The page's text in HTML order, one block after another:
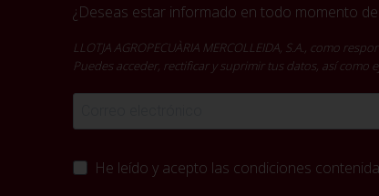
¿Deseas estar informado en todo momento
LLOTJA AGROPECUÀRIA MERCOLLEIDA, S.A., como
Puedes acceder, rectificar y suprimir tus datos, así
He leído y acepto las condiciones